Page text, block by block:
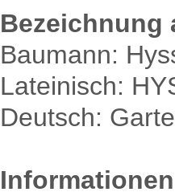
Bezeichnung
Baumann:
Lateinisch:
Deutsch: